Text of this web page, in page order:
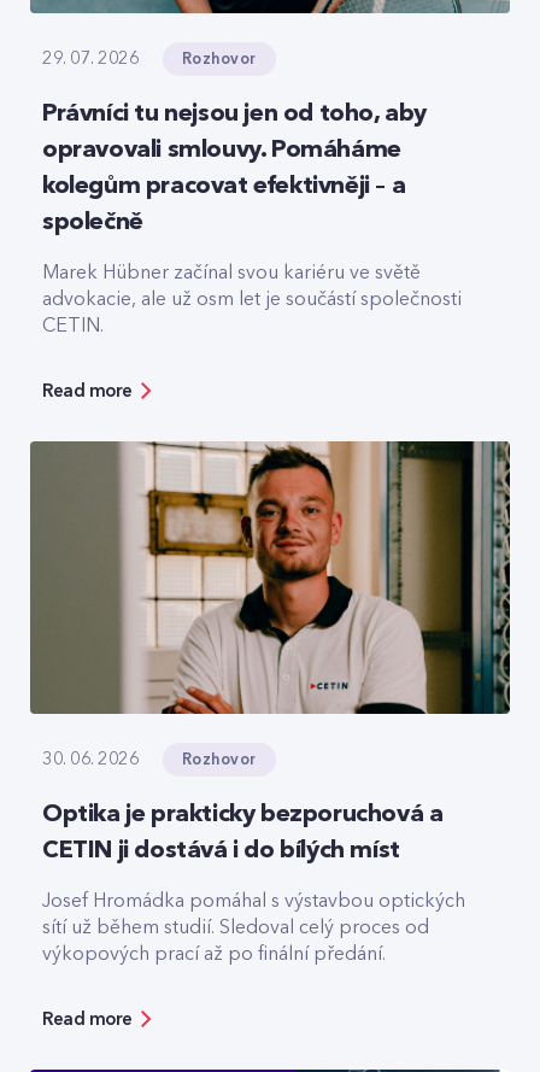
29. 07. 2026 Rozhovor
Právníci tu nejsou jen od toho, aby
opravovali smlouvy. Pomáháme
kolegům pracovat efektivněji – a
společně
Marek Hübner začínal svou kariéru ve světě
advokacie, ale už osm let je součástí společnosti
CETIN.
Read more
30. 06. 2026 Rozhovor
Optika je prakticky bezporuchová a
CETIN ji dostává i do bílých míst
Josef Hromádka pomáhal s výstavbou optických
sítí už během studií. Sledoval celý proces od
výkopových prací až po finální předání.
Read more